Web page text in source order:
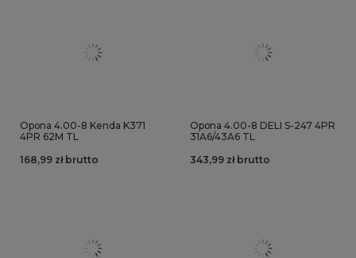
Opona 4.00-8 Kenda K371
4PR 62M TL
168,99 zł brutto
Opona 4.00-8 DELI S-247 4PR
31A6/43A6 TL
343,99 zł brutto